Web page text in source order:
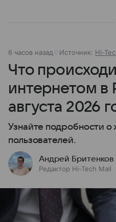
6 часов назад Источник: Hi-
Что
интернетом в
августа 2026
Узнайте подробности о
пользователей.
Андрей Бритенков
Редактор Hi-Tech Mail